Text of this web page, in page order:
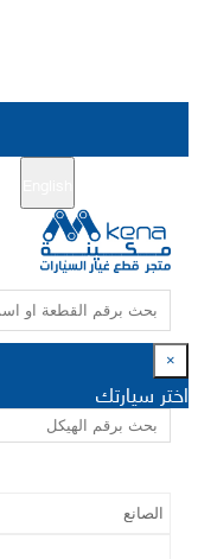
×
اختر سيارتك